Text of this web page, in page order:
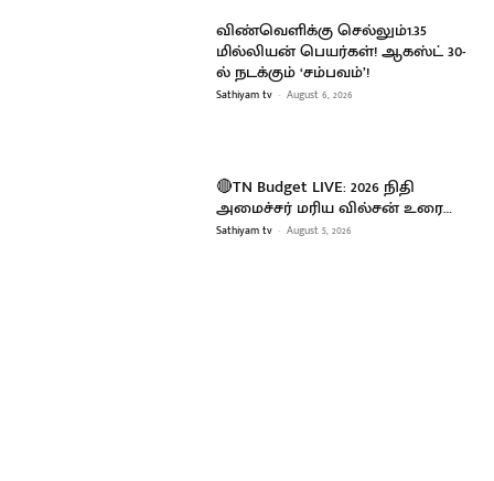
விண்வெளிக்கு செல்லும்1.35
மில்லியன் பெயர்கள்! ஆகஸ்ட் 30-
ல் நடக்கும் ‘சம்பவம்’!
Sathiyam tv - August 6, 2026
🔴TN Budget LIVE: 2026 நிதி
அமைச்சர் மரிய வில்சன் உரை…
Sathiyam tv - August 5, 2026